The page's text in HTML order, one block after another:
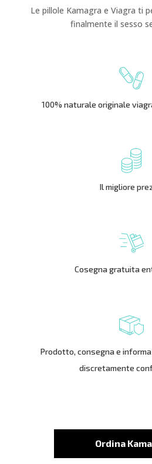
Le pillole Kamagra e Viagra ti
finalmente il sesso
100% naturale originale
Il migliore
Cosegna gratuita
Prodotto, consegna e
discretamente
Ordina